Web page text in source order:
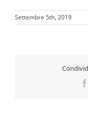
Settembre 5th, 2019